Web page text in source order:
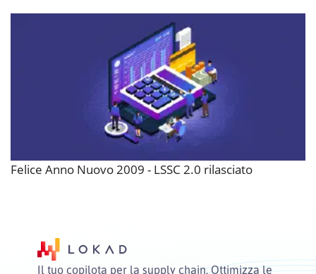
Felice Anno Nuovo 2009 - LSSC 2.0 rilasciato
Il tuo copilota per la supply chain. Ottimizza le